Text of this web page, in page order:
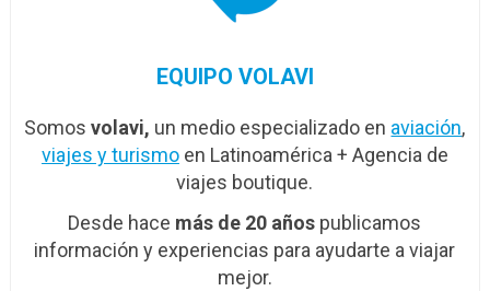
EQUIPO VOLAVI
Somosvolavi, un medio especializado en aviación,
viajes y turismoen Latinoamérica + Agencia de
viajes boutique.
Desde hace más de 20 años publicamos
información y experiencias para ayudarte a viajar
mejor.